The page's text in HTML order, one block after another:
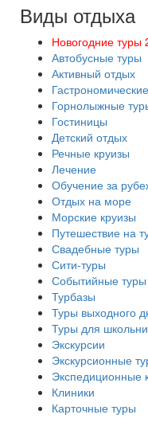
Виды отдыха
Новогодние туры
Автобусные туры
Активный отдых
Горнолыжные
Гостиницы
Детский отдых
Речные круизы
Лечение
Обучение за
Отдых на море
Морские круизы
Путешествие на
Свадебные туры
Сити-туры
Событийные туры
Турбазы
Туры выходного
Туры для
Экскурсии
Экскурсионные
Экспедиционные
Клиники
Карточные туры